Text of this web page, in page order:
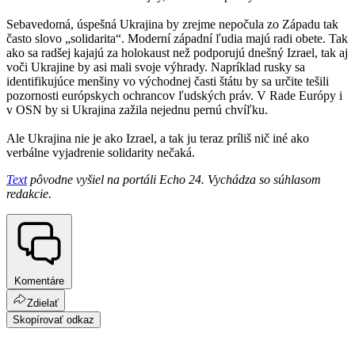
Sebavedomá, úspešná Ukrajina by zrejme nepočula zo Západu tak
často slovo „solidarita“. Moderní západní ľudia majú radi obete. Tak
ako sa radšej kajajú za holokaust než podporujú dnešný Izrael, tak aj
voči Ukrajine by asi mali svoje výhrady. Napríklad rusky sa
identifikujúce menšiny vo východnej časti štátu by sa určite tešili
pozornosti európskych ochrancov ľudských práv. V Rade Európy i
v OSN by si Ukrajina zažila nejednu pernú chvíľku.
Ale Ukrajina nie je ako Izrael, a tak ju teraz príliš nič iné ako
verbálne vyjadrenie solidarity nečaká.
Textpôvodne vyšiel na portáli Echo 24. Vychádza so súhlasom
redakcie.
Komentáre
Zdielať
Skopírovať odkaz